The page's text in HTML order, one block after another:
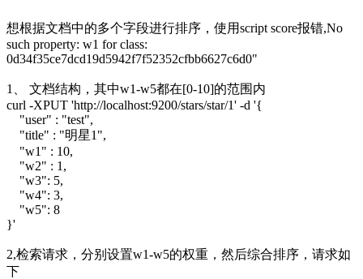
想根据文档中的多个字段进行排序，使用script score报错,No
such property: w1 for class:
0d34f35ce7dcd19d5942f7f52352cfbb6627c6d0"
1、 文档结构，其中w1-w5都在[0-10]的范围内
curl -XPUT 'http://localhost:9200/stars/star/1' -d '{
"user" : "test",
"title" : "明星1",
"w1" : 10,
"w2" : 1,
"w3": 5,
"w4": 3,
"w5": 8
}'
2,检索请求，分别设置w1-w5的权重，然后综合排序，请求如
下